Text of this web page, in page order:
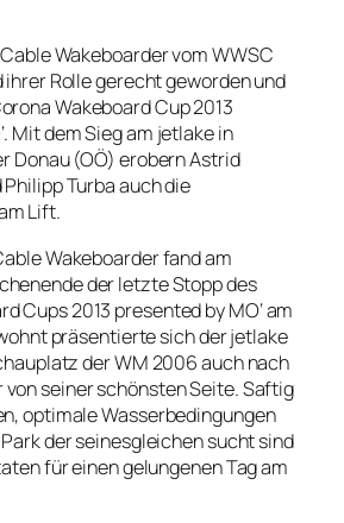
Wakeboarder vom WWSC
ihrer Rolle gerecht geworden und
Wakeboard Cup 2013
Mit dem Sieg am jetlake in
Donau (OÖ) erobern Astrid
Turba auch die
Lift.
Wakeboarder fand am
der letzte Stopp des
Cups 2013 presented by MO‘ am
präsentierte sich der jetlake
der WM 2006 auch nach
seiner schönsten Seite. Saftig
optimale Wasserbedingungen
der seinesgleichen sucht sind
für einen gelungenen Tag am